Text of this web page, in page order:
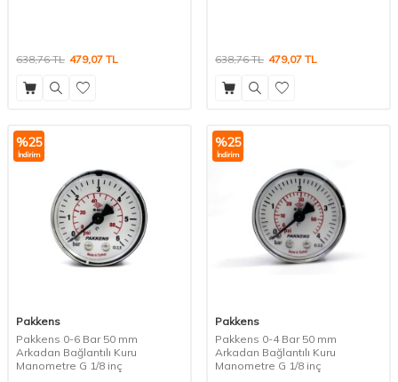
638,76TL 479,07 TL 638,76TL 479,07 TL
%25
İndirim
Pakkens
Pakkens 0-6 Bar 50 mm
Arkadan Bağlantılı Kuru
Manometre G 1/8 inç
%25
İndirim
Pakkens
Pakkens 0-4 Bar 50 mm
Arkadan Bağlantılı Kuru
Manometre G 1/8 inç